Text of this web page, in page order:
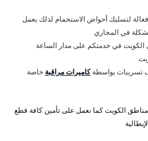
لتسليك أحواض الاستحمام لذلك يعمل
في المجاري
في خدمتكم على مدار الساعة
تسريبات بواسطةكاميرات مراقبة خاصة
الكويت كما نعمل على تأمين كافة قطع